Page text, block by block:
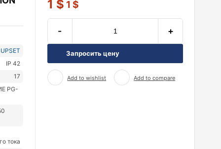
UPSET
IP 42
17
PG-
тока
1 $ 1 $
- +
Запросить цену
Add to wishlist Add to compare